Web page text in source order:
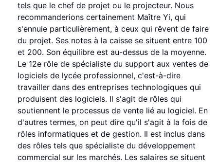
tels que le chef de projet ou le projecteur. Nous
recommanderions certainement Maître Yi, qui
s'ennuie particulièrement, à ceux qui rêvent de faire
du projet. Ses notes à la caisse se situent entre 100
et 200. Son équilibre est au-dessus de la moyenne.
Le 12e rôle de spécialiste du support aux ventes de
logiciels de lycée professionnel, c'est-à-dire
travailler dans des entreprises technologiques qui
produisent des logiciels. Il s'agit de rôles qui
soutiennent le processus de vente lié au logiciel. En
d'autres termes, on peut dire qu'il s'agit à la fois de
rôles informatiques et de gestion. Il est inclus dans
des rôles tels que spécialiste du développement
commercial sur les marchés. Les salaires se situent